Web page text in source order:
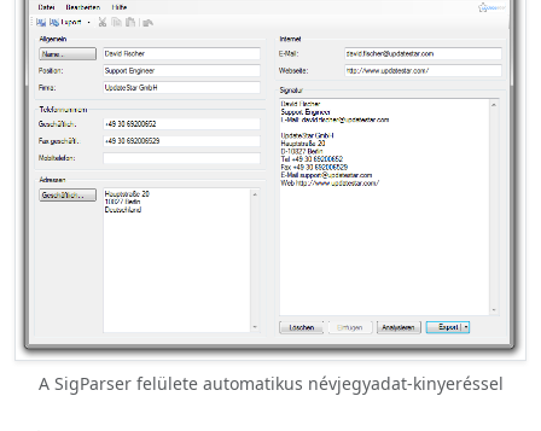
A SigParser felülete automatikus névjegyadat-kinyeréssel